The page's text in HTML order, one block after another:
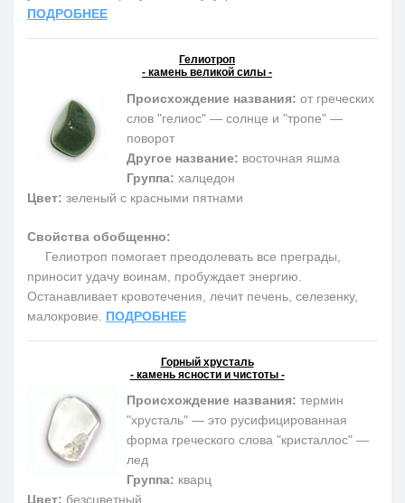
ПОДРОБНЕЕ
Гелиотроп
- камень великой силы -
Происхождение названия: от греческих
слов "гелиос" — солнце и "тропе" —
поворот
Другое название: восточная яшма
Группа: халцедон
Цвет: зеленый с красными пятнами
Свойства обобщенно:
Гелиотроп помогает преодолевать все преграды,
приносит удачу воинам, пробуждает энергию.
Останавливает кровотечения, лечит печень, селезенку,
малокровие. ПОДРОБНЕЕ
Горный хрусталь
- камень ясности и чистоты -
Происхождение названия: термин
"хрусталь" — это русифицированная
форма греческого слова "кристаллос" —
лед
Группа: кварц
Цвет: безсцветный